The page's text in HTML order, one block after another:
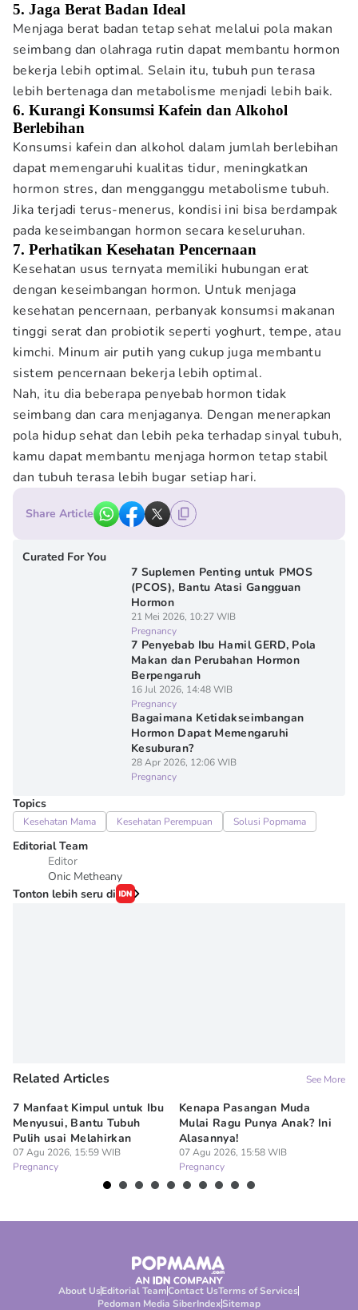
5. Jaga Berat Badan Ideal
Menjaga berat badan tetap sehat melalui pola makan
seimbang dan olahraga rutin dapat membantu hormon
bekerja lebih optimal. Selain itu, tubuh pun terasa
lebih bertenaga dan metabolisme menjadi lebih baik.
6. Kurangi Konsumsi Kafein dan Alkohol
Berlebihan
Konsumsi kafein dan alkohol dalam jumlah berlebihan
dapat memengaruhi kualitas tidur, meningkatkan
hormon stres, dan mengganggu metabolisme tubuh.
Jika terjadi terus-menerus, kondisi ini bisa berdampak
pada keseimbangan hormon secara keseluruhan.
7. Perhatikan Kesehatan Pencernaan
Kesehatan usus ternyata memiliki hubungan erat
dengan keseimbangan hormon. Untuk menjaga
kesehatan pencernaan, perbanyak konsumsi makanan
tinggi serat dan probiotik seperti yoghurt, tempe, atau
kimchi. Minum air putih yang cukup juga membantu
sistem pencernaan bekerja lebih optimal.
Nah, itu dia beberapa penyebab hormon tidak
seimbang dan cara menjaganya. Dengan menerapkan
pola hidup sehat dan lebih peka terhadap sinyal tubuh,
kamu dapat membantu menjaga hormon tetap stabil
dan tubuh terasa lebih bugar setiap hari.
Share Article
Curated For You
7 Suplemen Penting untuk PMOS
(PCOS), Bantu Atasi Gangguan
Hormon
21 Mei 2026, 10:27 WIB
Pregnancy
7 Penyebab Ibu Hamil GERD, Pola
Makan dan Perubahan Hormon
Berpengaruh
16 Jul 2026, 14:48 WIB
Pregnancy
Bagaimana Ketidakseimbangan
Hormon Dapat Memengaruhi
Kesuburan?
28 Apr 2026, 12:06 WIB
Pregnancy
Topics
Kesehatan Mama Kesehatan Perempuan Solusi Popmama
Editorial Team
Editor
Onic Metheany
Tonton lebih seru di
Related Articles See More
7 Manfaat Kimpul untuk Ibu
Menyusui, Bantu Tubuh
Pulih usai Melahirkan
07 Agu 2026, 15:59 WIB
Pregnancy
Kenapa Pasangan Muda
Mulai Ragu Punya Anak? Ini
Alasannya!
07 Agu 2026, 15:58 WIB
Pregnancy
About UsEditorial TeamContact UsTerms of Services
Pedoman Media SiberIndexSitemap